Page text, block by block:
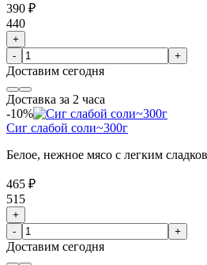
390 ₽
440
+
-
+
Доставим сегодня
Доставка за 2 часа
-10%
Сиг слабой соли~300г
Белое, нежное мясо с легким
465 ₽
515
+
-
+
Доставим сегодня